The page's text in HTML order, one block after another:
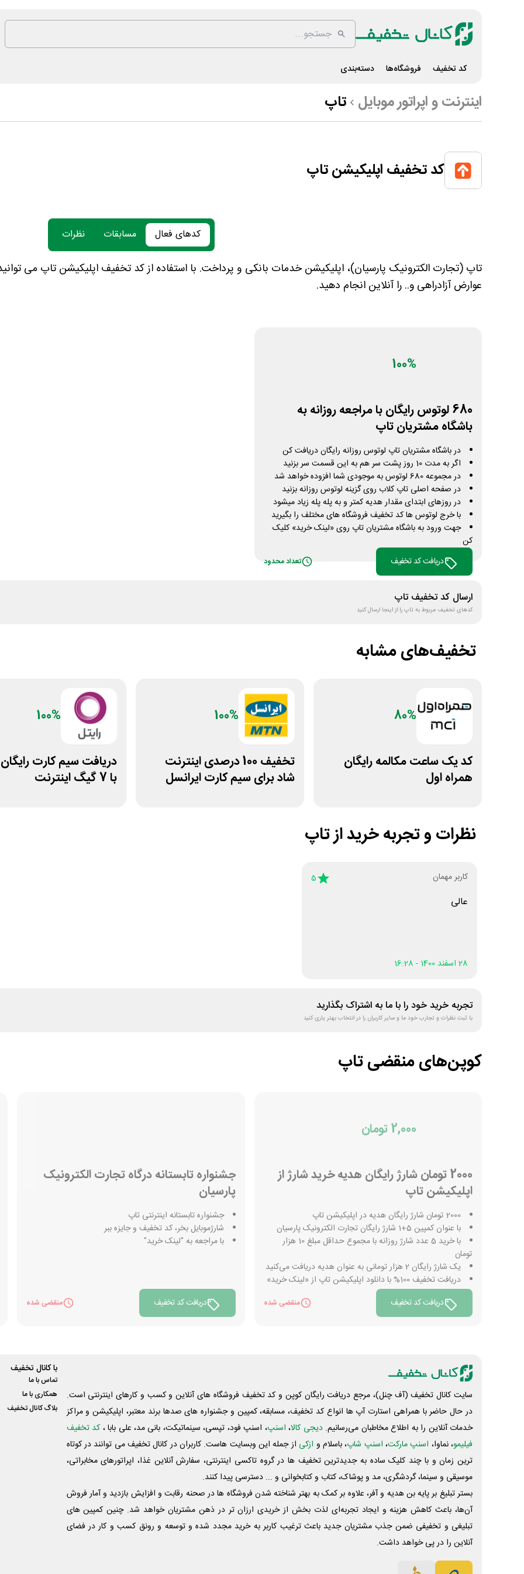
کد تخفیف فروشگاه‌ها دسته‌بندی
اینترنت و اپراتور موبایل تاپ
کد تخفیف اپلیکیشن تاپ
کدهای فعال مسابقات نظرات
تاپ (تجارت الکترونیک پارسیان)، اپلیکیشن خدمات بانکی و پرداخت. با استفاده از کد تخفیف اپلیکیشن تاپ می
عوارض آزادراهی و.. را آنلاین انجام دهید.
100%
680 لوتوس رایگان با مراجعه روزانه به
باشگاه مشتریان تاپ
در باشگاه مشتریان تاپ لوتوس روزانه رایگان دریافت کن
اگر به مدت 10 روز پشت سر هم به این قسمت سر بزنید
در مجموعه 680 لوتوس به موجودی شما افزوده خواهد شد
در صفحه اصلی تاپ کلاب روی گزینه لوتوس روزانه بزنید
در روزهای ابتدای مقدار هدیه کمتر و به پله پله زیاد میشود
با خرج لوتوس ها کد تخفیف فروشگاه های مختلف را بگیرید
جهت ورود به باشگاه مشتریان تاپ روی «لینک خرید» کلیک
کن
دریافت کد تخفیف
تعداد محدود
ارسال کد تخفیفتاپ
کدهای تخفیف مربوط به تاپرا از اینجا ارسال کنید
تخفیف‌های مشابه
80%
کد ⁣یک ساعت مکالمه رایگان
همراه اول
100%
تخفیف 100 درصدی اینترنت
شاد برای سیم کارت ایرانسل
100%
دریافت سیم کارت رایگان
با 7 گیگ اینترنت
نظرات و تجربه خرید ازتاپ
کاربر مهمان 5
عالی
28 اسفند 1400 - 16:28
تجربه خرید خود را با ما به اشتراک بگذارید
با ثبت نظرات و تجارب خود ما و سایر کاربران را در انتخاب بهتر یاری کنید
کوپن‌های منقضیتاپ
2,000 تومان
2000 تومان شارژ رایگان هدیه خرید شارژ از
اپلیکیشن تاپ
2000 تومان شارژ رایگان هدیه در اپلیکیشن تاپ
با عنوان کمپین 5+1 شارژ رایگان تجارت الکترونیک پارسیان
با خرید 5 عدد شارژ روزانه با مجموع حداقل مبلغ 10 هزار
تومان
یک شارژ رایگان 2 هزار تومانی به عنوان هدیه دریافت می‌کنید
دریافت تخفیف 100% با دانلود اپلیکیشن تاپ از «لینک خرید»
دریافت کد تخفیف
منقضی شده
جشنواره تابستانه درگاه تجارت الکترونیک
پارسیان
جشنواره تابستانه اینترنتی تاپ
شارژموبایل بخر، کد تخفیف و جایزه ببر
با مراجعه به "لینک خرید"
دریافت کد تخفیف منقضی شده
سایت کانال تخفیف (آف چنل)، مرجع دریافت رایگان کوپن و کد تخفیف فروشگاه های آنلاین و کسب و‌ کارهای اینترنتی است.
در حال حاضر با همراهی استارت آپ ها انواع کد تخفیف، مسابقه، کمپین و جشنواره های صدها برند معتبر، اپلیکیشن و مراکز
خدمات آنلاین را به اطلاع مخاطبان می‌رسانیم. دیجی کالا، اسنپ، اسنپ فود، تپسی، سینماتیکت، بانی مد، علی‌ بابا ، کد تخفیف
فیلیمو، نماوا، اسنپ مارکت، اسنپ شاپ، باسلام و ازکی از جمله این وبسایت ‌هاست. کاربران در کانال تخفیف می توانند در کوتاه
ترین زمان و با چند کلیک ساده به جدیدترین تخفیف ها در گروه تاکسی اینترنتی، سفارش آنلاین غذا، اپراتورهای مخابراتی،
موسیقی و سینما، گردشگری، مد و پوشاک، کتاب و کتابخوانی و ... دسترسی پیدا کنند.
بستر تبلیغ بر پایه بن هدیه و آفر، علاوه بر کمک به بهتر شناخته شدن فروشگاه ها در صحنه رقابت و افزایش بازدید و آمار فروش
آن‌ها، باعث کاهش هزینه و ایجاد تجربه‌ای لذت بخش از خریدی ارزان تر در ذهن مشتریان خواهد شد. چنین کمپین های
تبلیغی و تخفیفی ضمن جذب مشتریان جدید باعث ترغیب کاربر به خرید مجدد شده و توسعه و رونق کسب و کار در فضای
آنلاین را در پی خواهد داشت.
با کانال تخفیف
تماس با ما
همکاری با ما
بلاگ کانال تخفیف